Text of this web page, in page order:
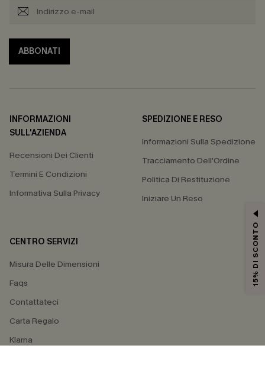
ABBONATI
INFORMAZIONI
SULL'AZIENDA
Recensioni Dei Clienti
Termini E Condizioni
Informativa Sulla Privacy
SPEDIZIONE E RESO
Informazioni Sulla Spedizione
Tracciamento Dell'Ordine
Politica Di Restituzione
Iniziare Un Reso
CENTRO SERVIZI
Misura Delle Dimensioni
Faqs
Contattateci
Carta Regalo
Klarna
15% DI SCONTO